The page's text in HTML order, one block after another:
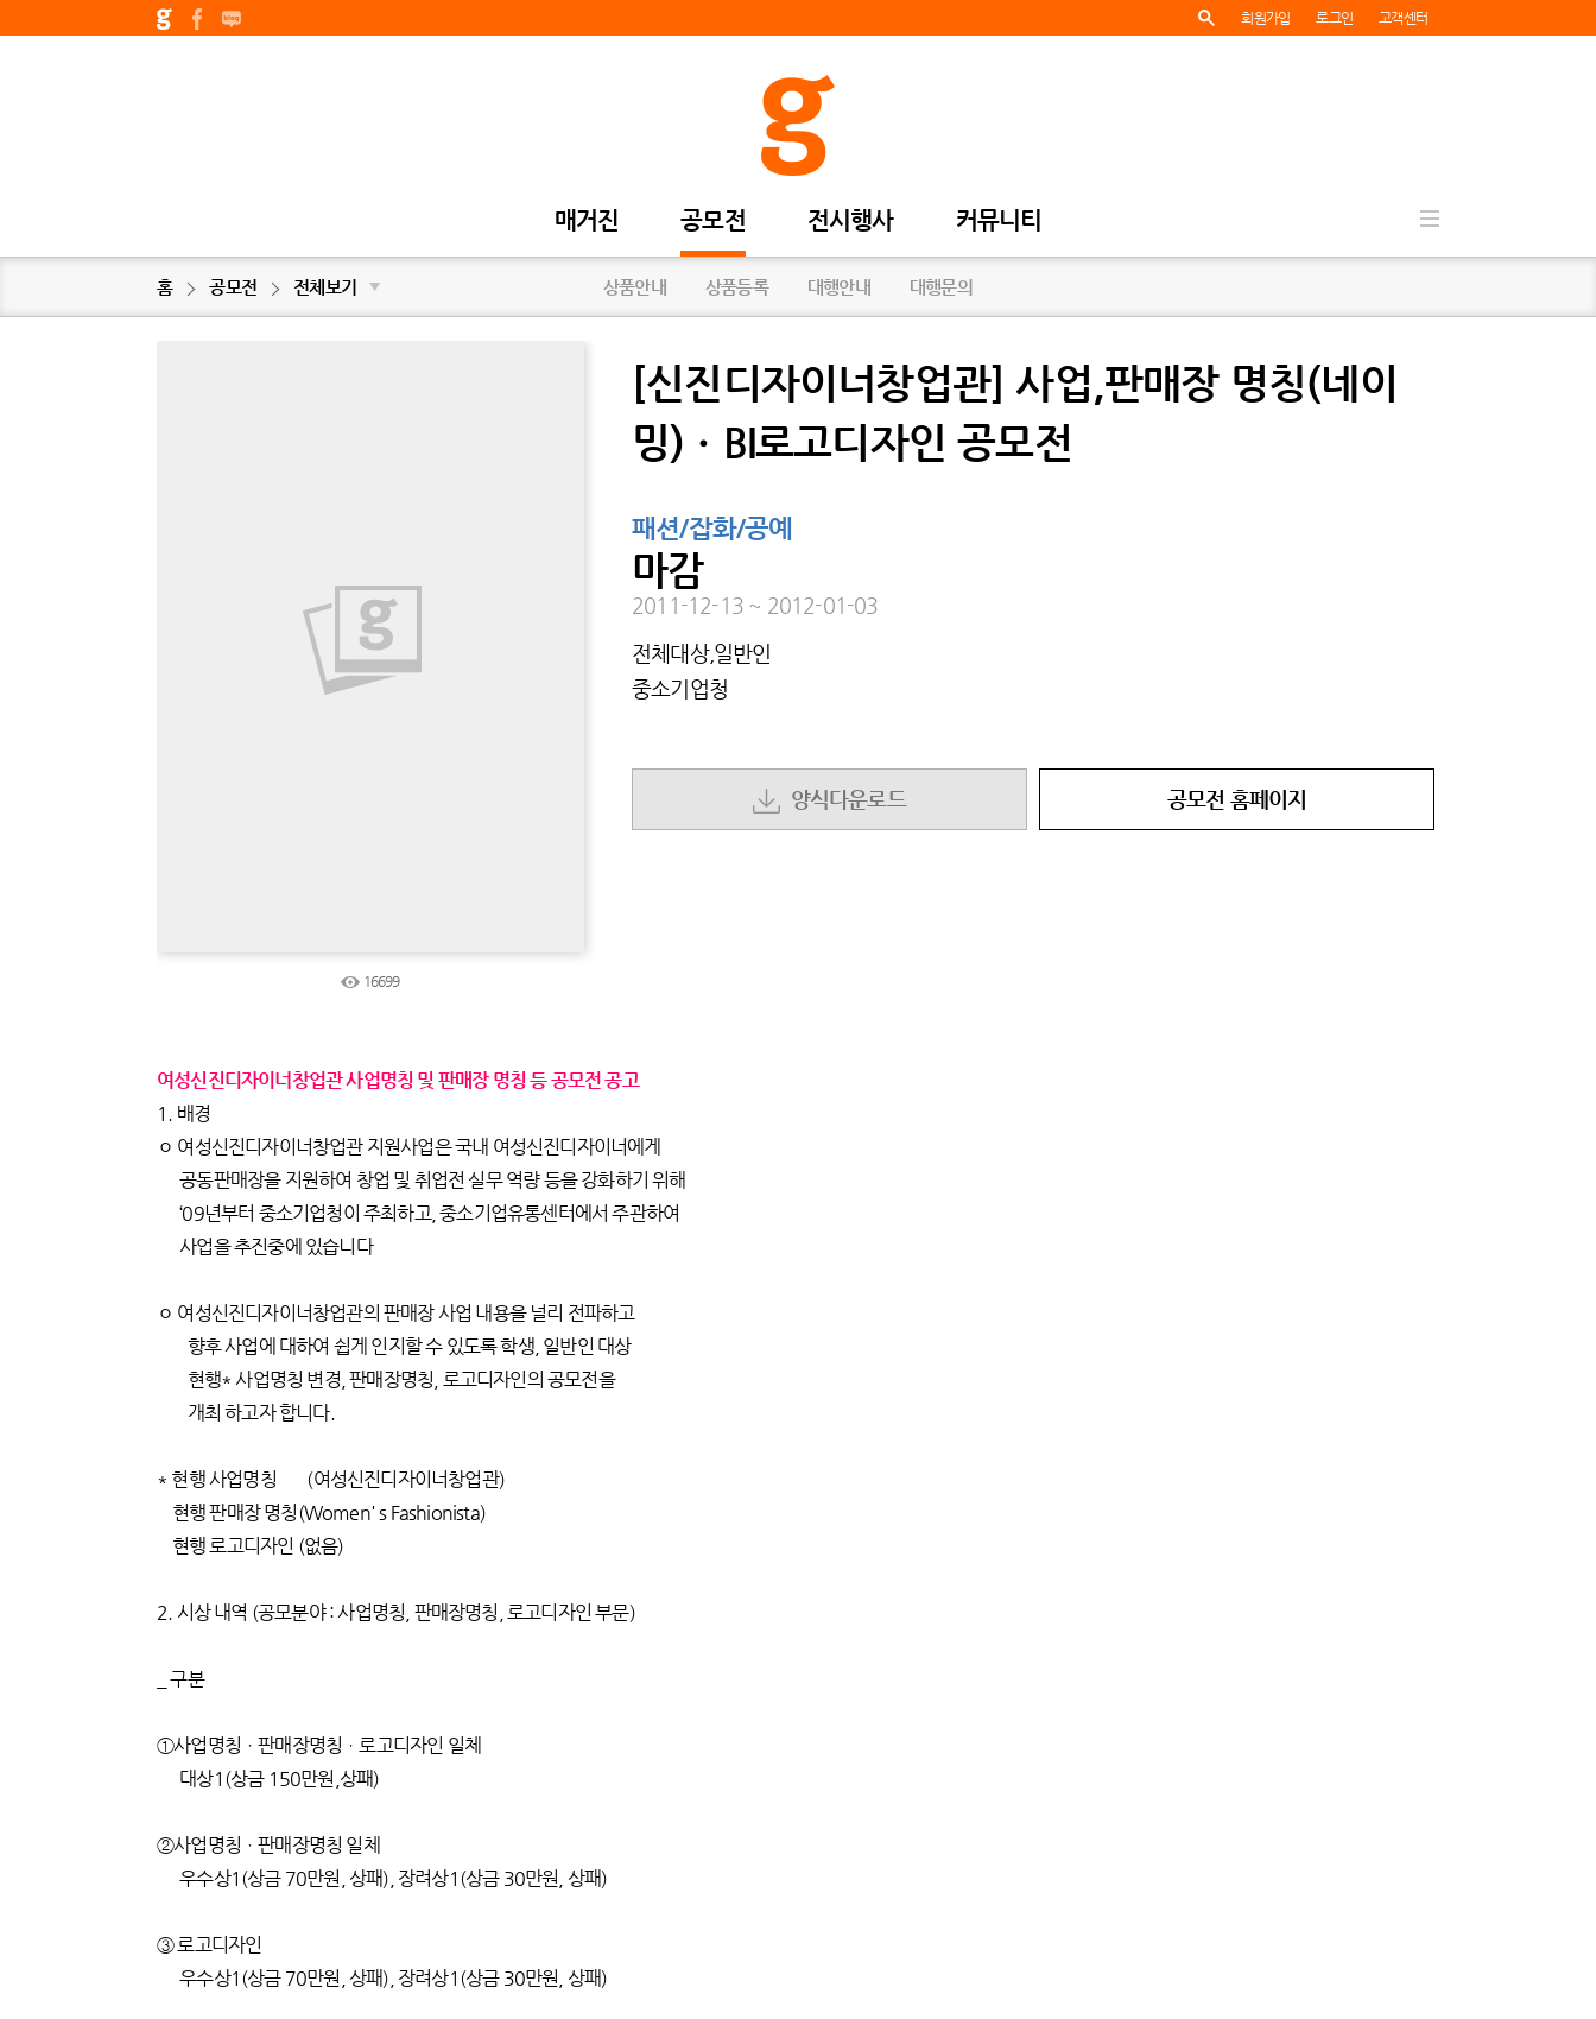
회원가입 로그인 고객센터
매거진 공모전 전시행사 커뮤니티
홈 공모전 전체보기 ▼ 상품안내 상품등록 대행안내 대행문의
16699
[신진디자이너창업관] 사업,판매장 명칭(네이
밍)ㆍBI로고디자인 공모전
패션/잡화/공예
마감
2011-12-13 ~ 2012-01-03
전체대상,일반인
중소기업청
양식다운로드 공모전 홈페이지
여성신진디자이너창업관 사업명칭 및 판매장 명칭 등 공모전 공고
1. 배경
ㅇ 여성신진디자이너창업관 지원사업은 국내 여성신진디자이너에게
공동판매장을 지원하여 창업 및 취업전 실무 역량 등을 강화하기 위해
‘09년부터 중소기업청이 주최하고, 중소기업유통센터에서 주관하여
사업을 추진중에 있습니다
ㅇ 여성신진디자이너창업관의 판매장 사업 내용을 널리 전파하고
향후 사업에 대하여 쉽게 인지할 수 있도록 학생, 일반인 대상
현행* 사업명칭 변경, 판매장명칭, 로고디자인의 공모전을
개최 하고자 합니다.
* 현행 사업명칭 (여성신진디자이너창업관)
현행 판매장 명칭(Women' s Fashionista)
현행 로고디자인 (없음)
2. 시상 내역 (공모분야 : 사업명칭, 판매장명칭, 로고디자인 부문)
_ 구분
①사업명칭ㆍ판매장명칭ㆍ로고디자인 일체
대상1(상금 150만원,상패)
②사업명칭ㆍ판매장명칭 일체
우수상1(상금 70만원, 상패), 장려상1(상금 30만원, 상패)
③ 로고디자인
우수상1(상금 70만원, 상패), 장려상1(상금 30만원, 상패)